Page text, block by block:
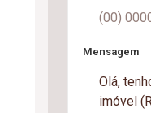
Mensagem